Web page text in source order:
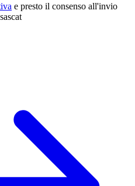
e presto il consenso all'invio